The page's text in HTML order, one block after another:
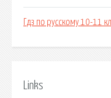
Гдз по русскому 10-11
Links